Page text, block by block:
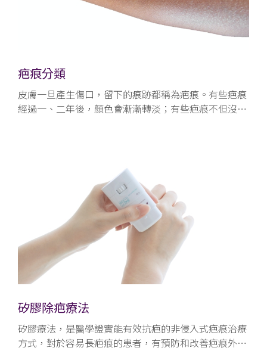
疤痕分類
皮膚一旦產生傷口，留下的痕跡都稱為疤痕。有些疤痕
經過一、二年後，顏色會漸漸轉淡；有些疤痕不但沒有
矽膠除疤療法
矽膠療法，是醫學證實能有效抗疤的非侵入式疤痕治療
方式，對於容易長疤痕的患者，有預防和改善疤痕外觀